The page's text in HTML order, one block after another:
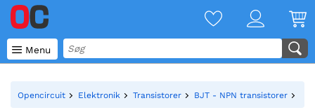
 Menu
Opencircuit Elektronik Transistorer BJT - NPN transistorer